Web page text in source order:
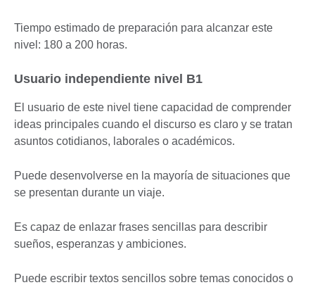
Tiempo estimado de preparación para alcanzar este
nivel: 180 a 200 horas.
Usuario independiente nivel B1
El usuario de este nivel tiene capacidad de comprender
ideas principales cuando el discurso es claro y se tratan
asuntos cotidianos, laborales o académicos.
Puede desenvolverse en la mayoría de situaciones que
se presentan durante un viaje.
Es capaz de enlazar frases sencillas para describir
sueños, esperanzas y ambiciones.
Puede escribir textos sencillos sobre temas conocidos o